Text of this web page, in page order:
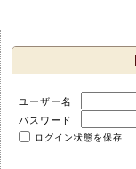
ユーザー名
パスワード
ログイン状態を保存